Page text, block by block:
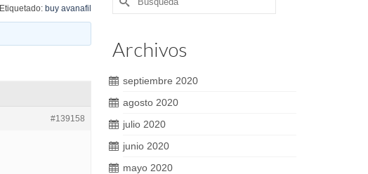
Etiquetado: buy avanafil
#139158
por:
Archivos
septiembre 2020
agosto 2020
julio 2020
junio 2020
mayo 2020